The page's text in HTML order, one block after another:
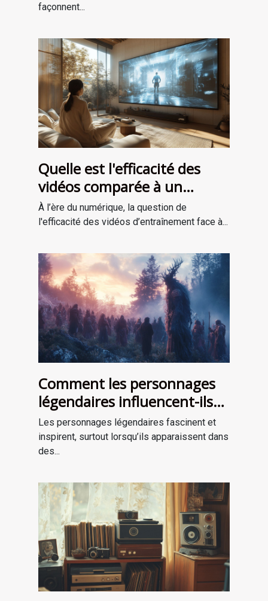
façonnent...
Quelle est l'efficacité des
vidéos comparée à un
entraînement en personne ?
À l’ère du numérique, la question de
l'efficacité des vidéos d’entraînement face à...
Comment les personnages
légendaires influencent-ils
les récits de survie ?
Les personnages légendaires fascinent et
inspirent, surtout lorsqu’ils apparaissent dans
des...